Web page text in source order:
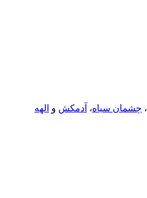
، چشمان سیاه، آدمکش و الهه